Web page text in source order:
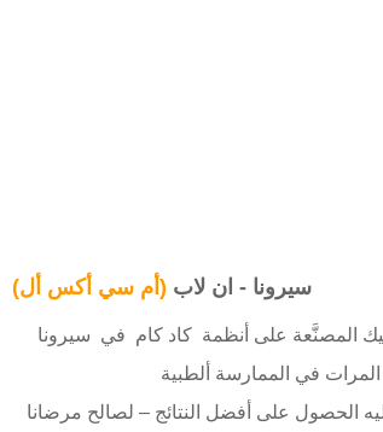
(أم سي أكس أل) سيرونا - ان لاب
المصنَّعة على أنظمة كاد كام في سيرونا
المرات في الممارسة ألطبية